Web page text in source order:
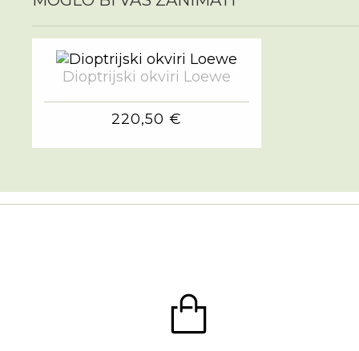
Dioptrijski okviri Loewe
220,50 €